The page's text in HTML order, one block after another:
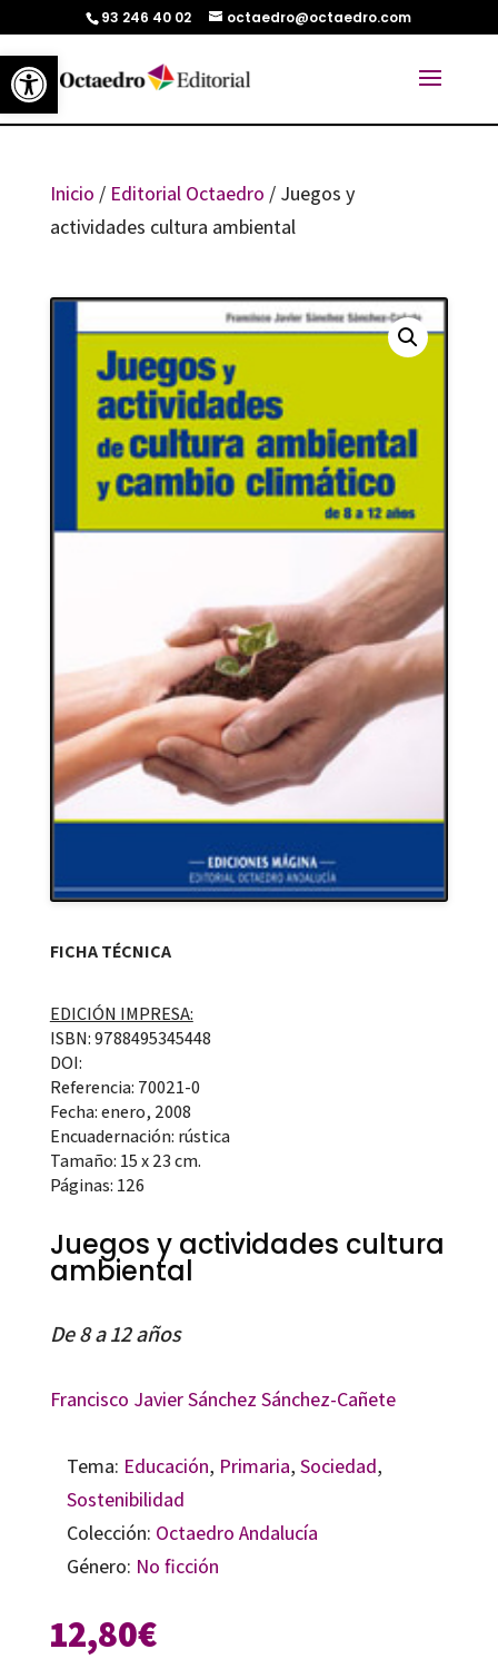
Abrir barra de herramientas
93 246 40 02 octaedro@octaedro.com
Inicio / Editorial Octaedro / Juegos y
actividades cultura ambiental
FICHA TÉCNICA
EDICIÓN IMPRESA:
ISBN: 9788495345448
DOI:
Referencia: 70021-0
Fecha: enero, 2008
Encuadernación: rústica
Tamaño: 15 x 23 cm.
Páginas: 126
Juegos y actividades cultura
ambiental
De 8 a 12 años
Francisco Javier Sánchez Sánchez-Cañete
Tema: Educación, Primaria, Sociedad,
Sostenibilidad
Colección: Octaedro Andalucía
Género: No ficción
12,80€